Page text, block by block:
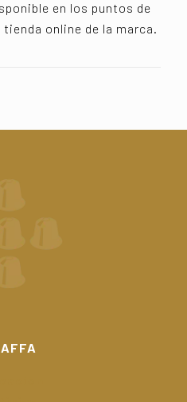
en los puntos de
online de la marca.